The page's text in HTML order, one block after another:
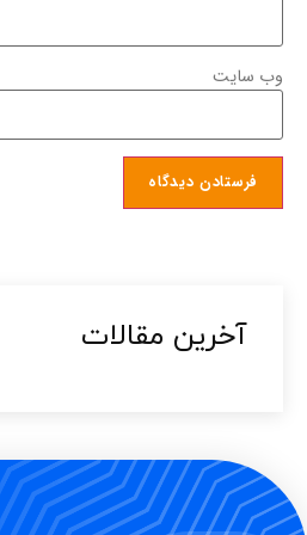
وب‌ سایت
آخرین مقالات​